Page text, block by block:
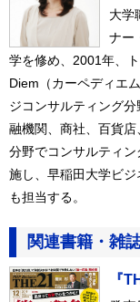
大学
ナー
学を修め、2001年、
Diem（カーペディエ
ジコンサルティング
融機関、商社、百貨
分野でコンサルティ
施し、早稲田大学ビ
も担当する。
関連書籍・雑
『